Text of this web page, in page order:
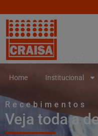
Home Institucional
Recebimentos
Veja toda a